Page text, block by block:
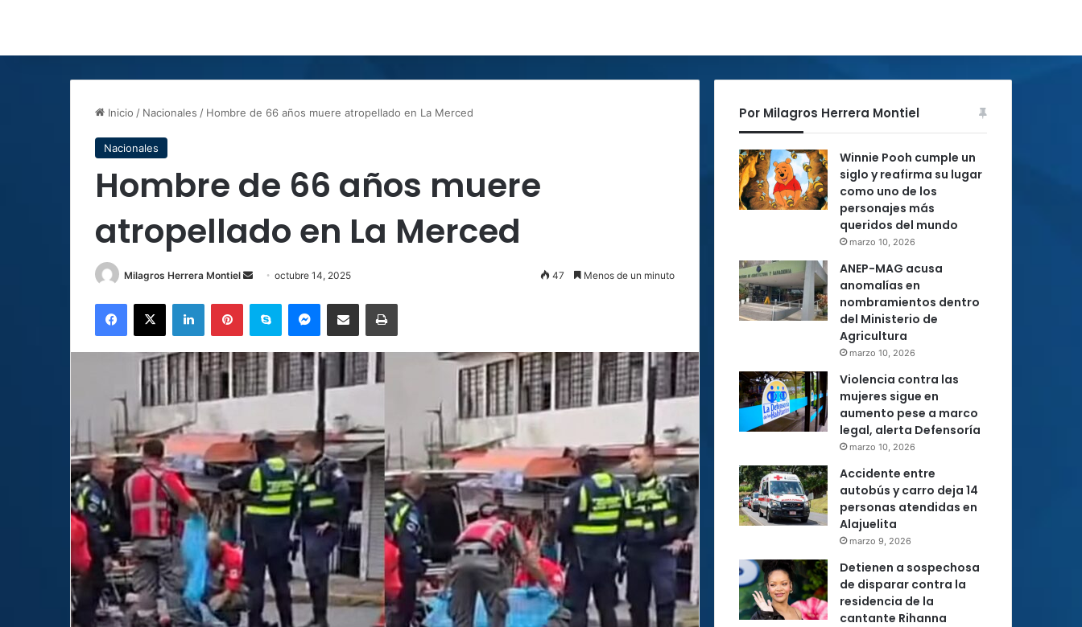
Inicio / Nacionales / Hombre de 66 años muere atropellado en La Merced
Nacionales
Hombre de 66 años muere
atropellado en La Merced
Milagros Herrera Montiel
Send
email
octubre 14, 2025 47 Menos de un minuto
Facebook
X LinkedInPinterestSkype MessengerCompartir por correo electrónicoImprimir
Por Milagros Herrera Montiel
Winnie Pooh cumple un
siglo y reafirma su lugar
como uno de los
personajes más
queridos del mundo
marzo 10, 2026
ANEP-MAG acusa
anomalías en
nombramientos dentro
del Ministerio de
Agricultura
marzo 10, 2026
Violencia contra las
mujeres sigue en
aumento pese a marco
legal, alerta Defensoría
marzo 10, 2026
Accidente entre
autobús y carro deja 14
personas atendidas en
Alajuelita
marzo 9, 2026
Detienen a sospechosa
de disparar contra la
residencia de la
cantante Rihanna